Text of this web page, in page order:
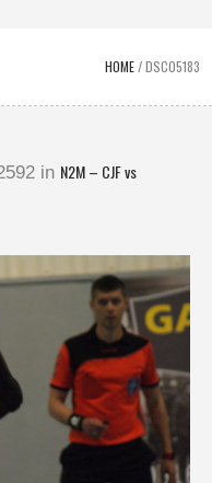
HOME/DSC05183
in N2M – CJF vs